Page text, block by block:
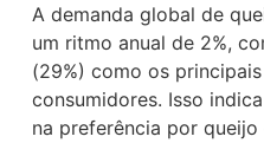
A demanda global de
um ritmo anual de 2%,
(29%) como os
consumidores. Isso
na preferência por